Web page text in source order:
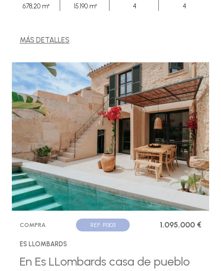
678,20 m² 15.190 m² 4 4
MÁS DETALLES
COMPRA REF. P1303 1.095.000 €
ES LLOMBARDS
En Es LLombards casa de pueblo